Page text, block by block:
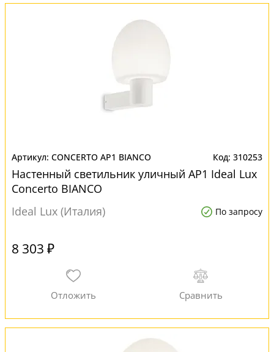
CONCERTO AP1 BIANCO 310253
Настенный светильник уличный AP1 Ideal Lux
Concerto BIANCO
Ideal Lux (Италия)
По запросу
8 303 ₽